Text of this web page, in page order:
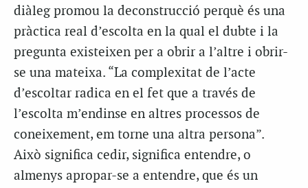
diàleg promou la deconstrucció perquè és una
pràctica real d’escolta en la qual el dubte i la
pregunta existeixen per a obrir a l’altre i obrir-
se una mateixa. “La complexitat de l’acte
d’escoltar radica en el fet que a través de
l’escolta m’endinse en altres processos de
coneixement, em torne una altra persona”.
Això significa cedir, significa entendre, o
almenys apropar-se a entendre, que és un